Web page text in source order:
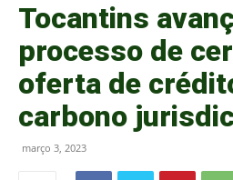
Tocantins
processo de
oferta de
carbono
março 3, 2023